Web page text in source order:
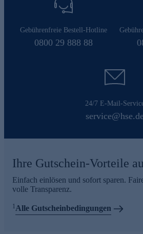
Gebührenfreie Bestell-Hotline
0800 29 888 88
24/7 E-Mail-
service@hse.de
Ihre Gutschein-Vorteile
Einfach einlösen und sofort sparen.
volle Transparenz.
1Alle Gutscheinbedingungen